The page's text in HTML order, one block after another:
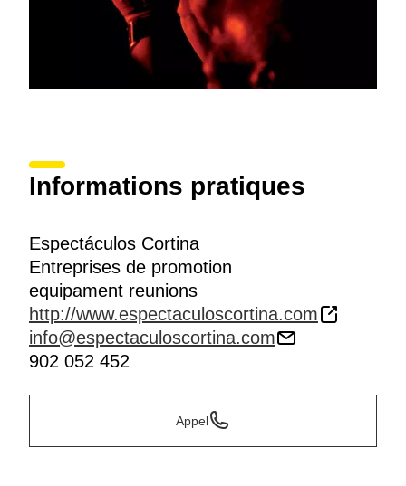
Informations pratiques
Espectáculos Cortina
Entreprises de promotion
equipament reunions
http://www.espectaculoscortina.com
info@espectaculoscortina.com
902 052 452
Appel